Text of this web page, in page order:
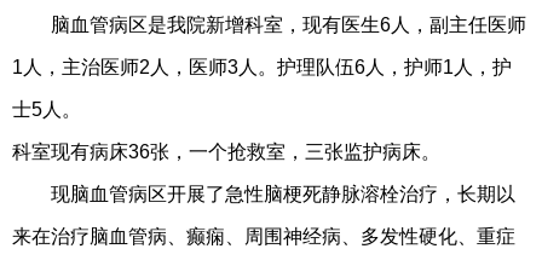
脑血管病区是我院新增科室，现有医生6人，副主任医师
1人，主治医师2人，医师3人。护理队伍6人，护师1人，护
士5人。
科室现有病床36张，一个抢救室，三张监护病床。
现脑血管病区开展了急性脑梗死静脉溶栓治疗，长期以
来在治疗脑血管病、癫痫、周围神经病、多发性硬化、重症